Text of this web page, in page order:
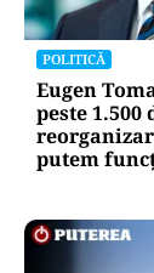
POLITICĂ
Eugen
peste
putem